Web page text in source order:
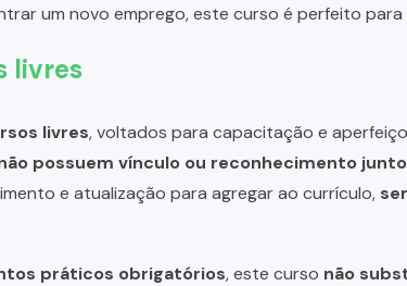
um novo emprego, este curso é perfeito para
livres
livres, voltados para capacitação e
possuem vínculo ou reconhecimento
e atualização para agregar ao currículo,
práticos obrigatórios, este curso não